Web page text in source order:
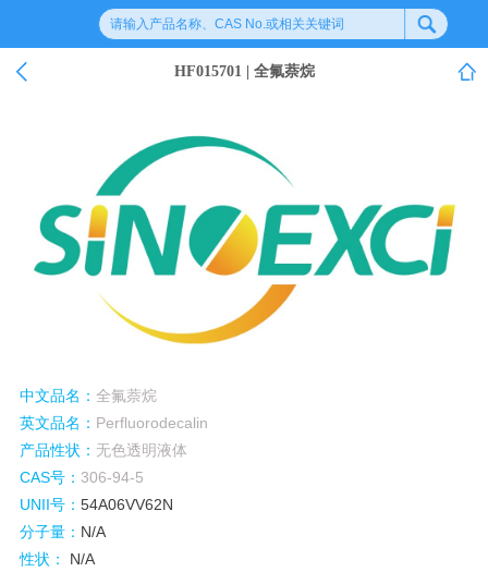
HF015701 | 全氟萘烷
中文品名： 全氟萘烷
英文品名： Perfluorodecalin
产品性状： 无色透明液体
CAS号： 306-94-5
UNII号： 54A06VV62N
分子量： N/A
性状：
N/A